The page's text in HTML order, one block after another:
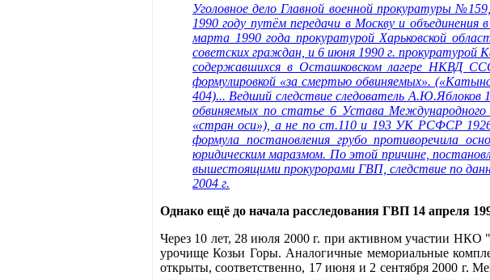
Уголовное дело Главной военной прокуратуры
1990 году путём передачи в Москву и
марта 1990 года прокуратурой Харьковской
советских граждан, и 6 июня 1990 г. прокуратурой
содержавшихся в Осташковском лагере НКВД
формулировкой «за смертью обвиняемых».
404)... Ведший следствие следователь А.Ю.Яблоков
обвиняемых по статье 6 Устава Международного
«стран оси»), а не по ст.110 и 193 УК РСФСР
формула постановления грубо противоречила
юридическим маразмом. По этой причине,
вышестоящими прокурорами ГВП, следствие по
2004 г.
Однако ещё до начала расследования ГВП 14 апреля
Через 10 лет, 28 июля 2000 г. при активном участии НКО
урочище Козьи Горы. Аналогичные мемориальные
открыты, соответственно, 17 июня и 2 сентября 2000 г.